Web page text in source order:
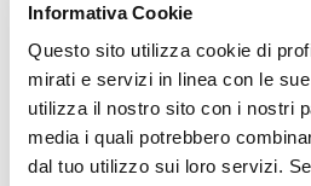
Informativa Cookie
Questo sito utilizza cookie di
mirati e servizi in linea con le
utilizza il nostro sito con i nostri
media i quali potrebbero
dal tuo utilizzo sui loro servizi.